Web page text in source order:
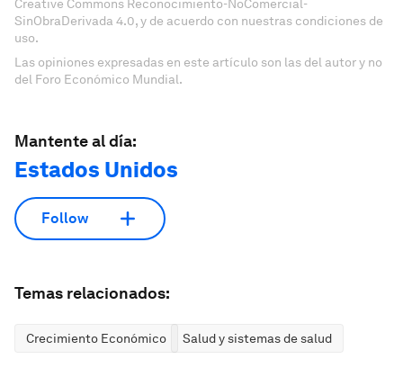
Creative Commons Reconocimiento-NoComercial-
SinObraDerivada 4.0, y de acuerdo con nuestras condiciones de
uso.
Las opiniones expresadas en este artículo son las del autor y no
del Foro Económico Mundial.
Mantente al día:
Estados Unidos
Follow
Temas relacionados:
Crecimiento Económico Salud y sistemas de salud